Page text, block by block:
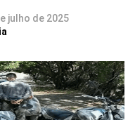
julho de 2025